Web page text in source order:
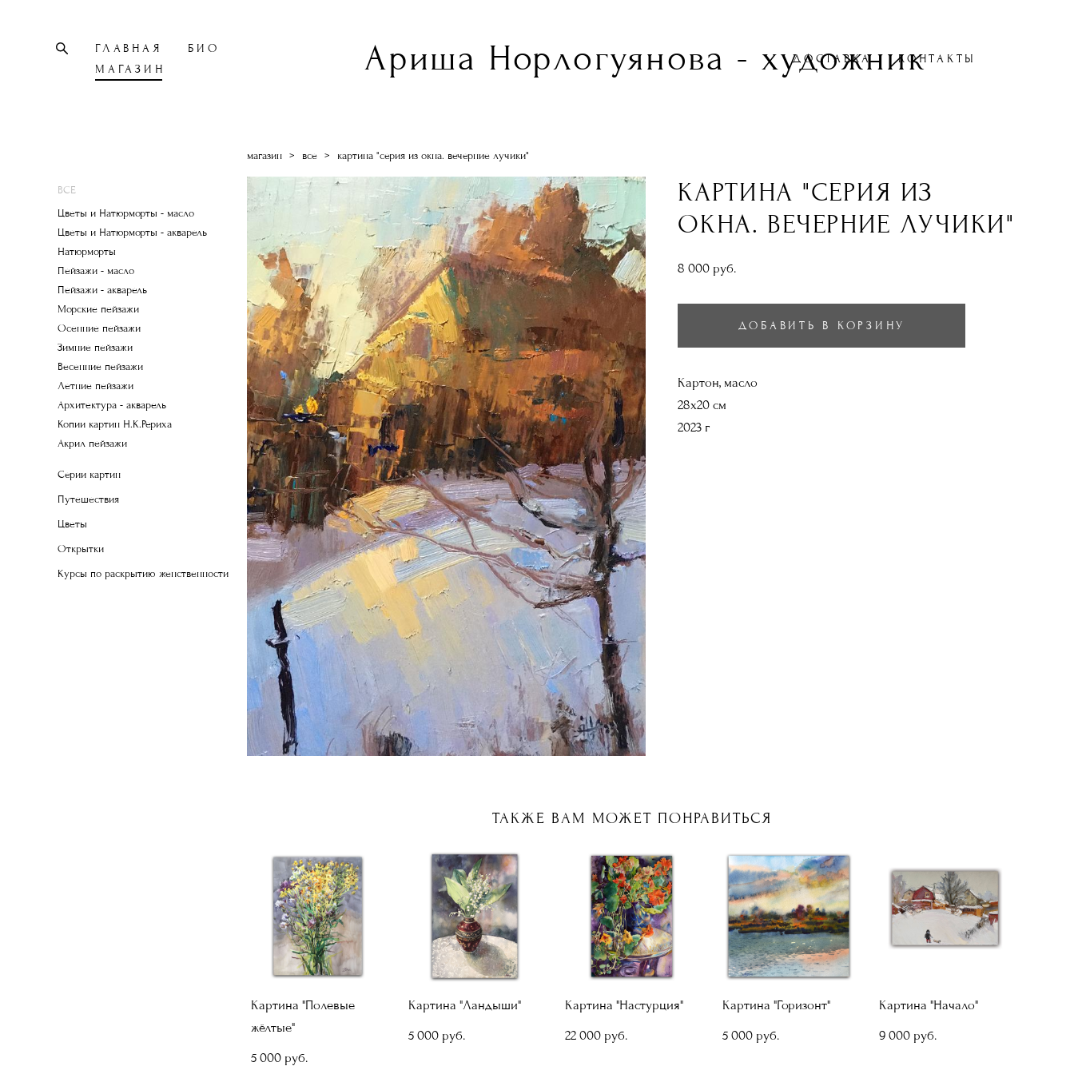
ГЛАВНАЯ
БИО
МАГАЗИН
Ариша Норлогуянова - художник
ДОСТАВКА КОНТАКТЫ
ВСЕ
Цветы и Натюрморты - масло
Цветы и Натюрморты - акварель
Натюрморты
Пейзажи - масло
Пейзажи - акварель
Морские пейзажи
Осенние пейзажи
Зимние пейзажи
Весенние пейзажи
Летние пейзажи
Архитектура - акварель
Копии картин Н.К.Рериха
Акрил пейзажи
Серии картин
Путешествия
Цветы
Открытки
Курсы по раскрытию женственности
магазин > все > картина "серия из окна. вечерние лучики"
КАРТИНА "СЕРИЯ ИЗ
ОКНА. ВЕЧЕРНИЕ ЛУЧИКИ"
8 000 pуб.
ДОБАВИТЬ В КОРЗИНУ
Картон, масло
28х20 см
2023 г
ТАКЖЕ ВАМ МОЖЕТ ПОНРАВИТЬСЯ
Картина "Полевые
жёлтые"
5 000 pуб.
Картина "Ландыши"
5 000 pуб.
Картина "Настурция"
22 000 pуб.
Картина "Горизонт"
5 000 pуб.
Картина "Начало"
9 000 pуб.